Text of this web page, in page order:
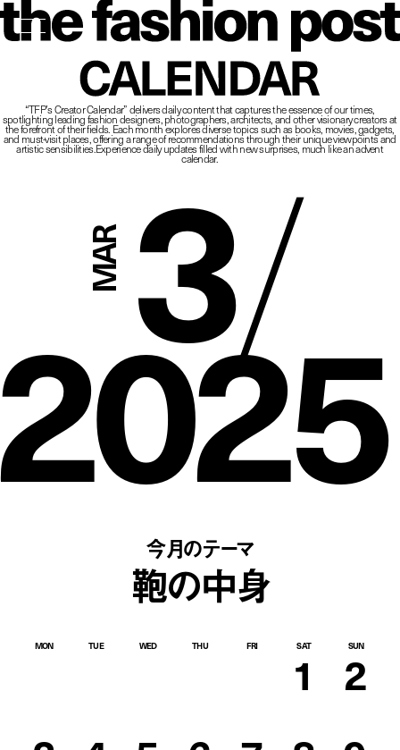
CALENDAR
“TFP’s Creator Calendar” delivers daily content that captures the essence of our times,
spotlighting leading fashion designers, photographers, architects, and other visionary creators at
the forefront of their fields.Each month explores diverse topics such as books, movies, gadgets,
and must-visit places,offering a range of recommendations through their unique viewpoints and
artistic sensibilities.Experience daily updates filled with new surprises, much like an advent
calendar.
3/
今月のテーマ
鞄の中身
MON TUE WED THU FRI SAT SUN
1
2